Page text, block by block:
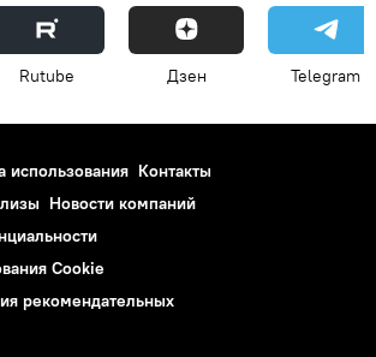
Rutube Дзен Telegram
использования Контакты
Новости компаний
Cookie
рекомендательных